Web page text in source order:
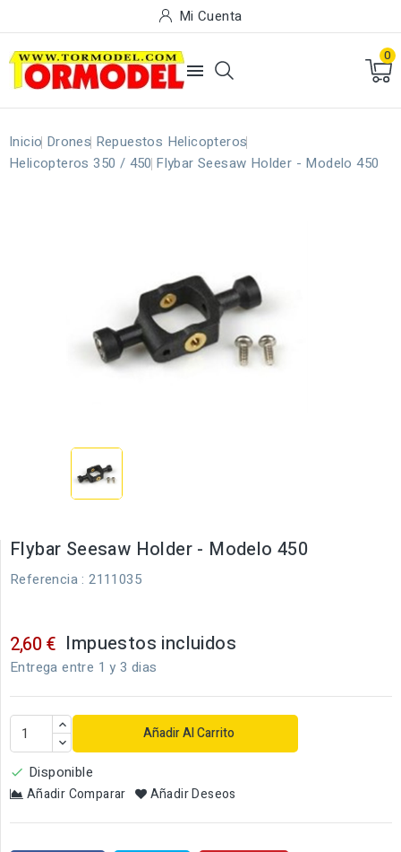
Mi Cuenta

0
Inicio Drones Repuestos Helicopteros
Helicopteros 350 / 450 Flybar Seesaw Holder - Modelo 450
Flybar Seesaw Holder - Modelo 450
Referencia : 2111035
2,60 € Impuestos incluidos
Entrega entre 1 y 3 dias
Añadir Al Carrito
 Disponible
Añadir Comparar Añadir Deseos